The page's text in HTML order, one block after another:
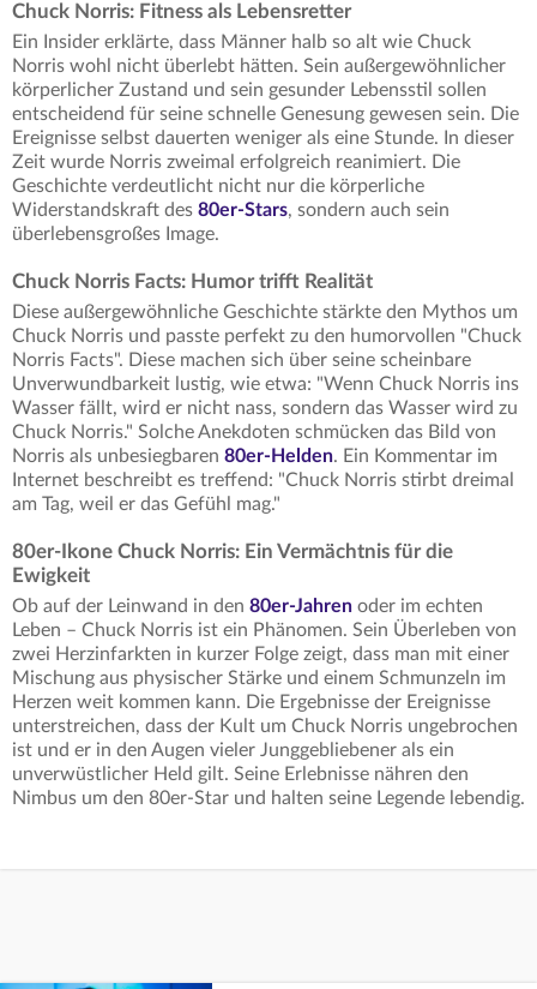
Chuck Norris: Fitness als Lebensretter
Ein Insider erklärte, dass Männer halb so alt wie Chuck
Norris wohl nicht überlebt hätten. Sein außergewöhnlicher
körperlicher Zustand und sein gesunder Lebensstil sollen
entscheidend für seine schnelle Genesung gewesen sein. Die
Ereignisse selbst dauerten weniger als eine Stunde. In dieser
Zeit wurde Norris zweimal erfolgreich reanimiert. Die
Geschichte verdeutlicht nicht nur die körperliche
Widerstandskraft des 80er-Stars, sondern auch sein
überlebensgroßes Image.
Chuck Norris Facts: Humor trifft Realität
Diese außergewöhnliche Geschichte stärkte den Mythos um
Chuck Norris und passte perfekt zu den humorvollen "Chuck
Norris Facts". Diese machen sich über seine scheinbare
Unverwundbarkeit lustig, wie etwa: "Wenn Chuck Norris ins
Wasser fällt, wird er nicht nass, sondern das Wasser wird zu
Chuck Norris." Solche Anekdoten schmücken das Bild von
Norris als unbesiegbaren 80er-Helden. Ein Kommentar im
Internet beschreibt es treffend: "Chuck Norris stirbt dreimal
am Tag, weil er das Gefühl mag."
80er-Ikone Chuck Norris: Ein Vermächtnis für die
Ewigkeit
Ob auf der Leinwand in den 80er-Jahren oder im echten
Leben – Chuck Norris ist ein Phänomen. Sein Überleben von
zwei Herzinfarkten in kurzer Folge zeigt, dass man mit einer
Mischung aus physischer Stärke und einem Schmunzeln im
Herzen weit kommen kann. Die Ergebnisse der Ereignisse
unterstreichen, dass der Kult um Chuck Norris ungebrochen
ist und er in den Augen vieler Junggebliebener als ein
unverwüstlicher Held gilt. Seine Erlebnisse nähren den
Nimbus um den 80er-Star und halten seine Legende lebendig.